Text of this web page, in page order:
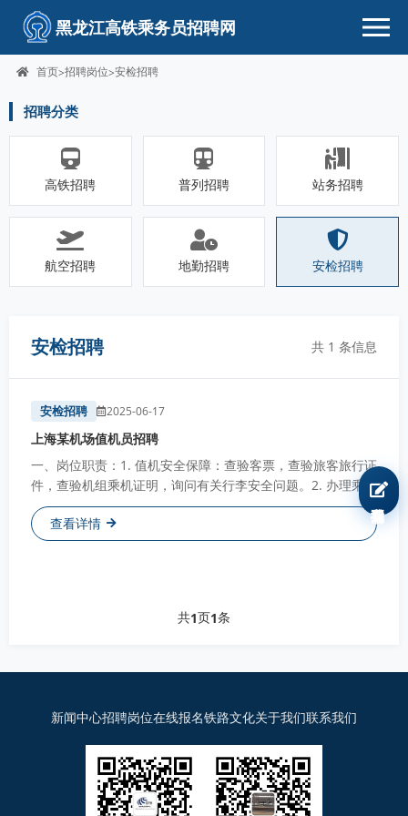
黑龙江高铁乘务员招聘网
首页>招聘岗位>安检招聘
招聘分类
高铁招聘 普列招聘 站务招聘
航空招聘 地勤招聘 安检招聘
安检招聘 共 1 条信息
安检招聘 2025-06-17
上海某机场值机员招聘
一、岗位职责：1. 值机安全保障：查验客票，查验旅客旅行证
件，查验机组乘机证明，询问有关行李安全问题。2. 办理乘机
手续：为国内航班旅客办理乘机手续，安排座位，...
查看详情
共1页1条
新闻中心招聘岗位在线报名铁路文化关于我们联系我们
我要报名